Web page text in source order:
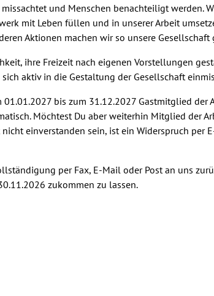
und Menschen benachteiligt werden.
mit Leben füllen und in unserer Arbeit
Aktionen machen wir so unsere
ihre Freizeit nach eigenen Vorstellungen
aktiv in die Gestaltung der Gesellschaft
bis zum 31.12.2027 Gastmitglied
Möchtest Du aber weiterhin Mitglied der
einverstanden sein, ist ein Widerspruch
per Fax, E-Mail oder Post an uns
zukommen zu lassen.